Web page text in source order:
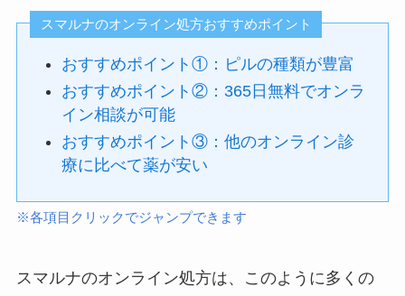
スマルナのオンライン処方おすすめポイント
おすすめポイント①：ピルの種類が豊富
おすすめポイント②：365日無料でオンラ
イン相談が可能
おすすめポイント③：他のオンライン診
療に比べて薬が安い
※各項目クリックでジャンプできます
スマルナのオンライン処方は、このように多くの